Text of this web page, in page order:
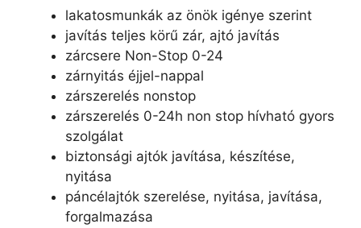
lakatosmunkák az önök igénye szerint
javítás teljes körű zár, ajtó javítás
zárcsere Non-Stop 0-24
zárnyitás éjjel-nappal
zárszerelés nonstop
zárszerelés 0-24h non stop hívható gyors
szolgálat
biztonsági ajtók javítása, készítése,
nyitása
páncélajtók szerelése, nyitása, javítása,
forgalmazása